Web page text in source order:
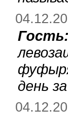
Гость:
день